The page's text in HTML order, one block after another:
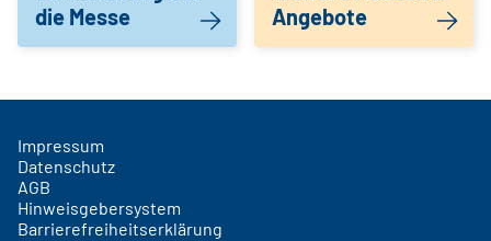
die Messe
Angebote
Impressum
Datenschutz
AGB
Hinweisgebersystem
Barrierefreiheitserklärung